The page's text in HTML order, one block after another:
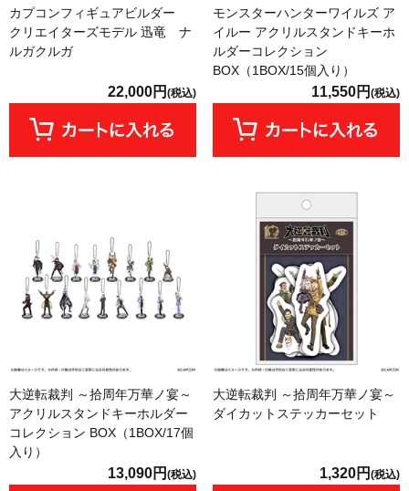
カプコンフィギュアビルダー
クリエイターズモデル 迅竜 ナ
ルガクルガ
22,000円 (税込)
モンスターハンターワイルズ ア
イルー アクリルスタンドキーホ
ルダーコレクション
BOX（1BOX/15個入り）
11,550円 (税込)
大逆転裁判 ～拾周年万華ノ宴～
アクリルスタンドキーホルダー
コレクション BOX（1BOX/17個
入り）
13,090円 (税込)
大逆転裁判 ～拾周年万華ノ宴～
ダイカットステッカーセット
1,320円 (税込)